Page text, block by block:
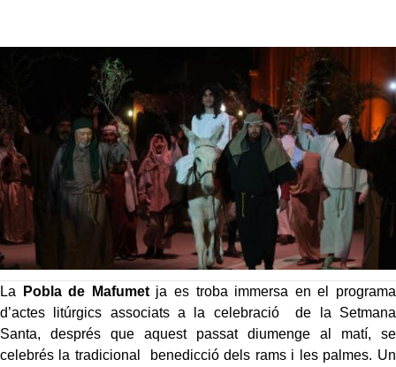
La Pobla de Mafumetja es troba immersa en el programa
d’actes litúrgics associats a la celebració de la Setmana
Santa, després que aquest passat diumenge al matí, se
celebrés la tradicional benedicció dels rams i les palmes. Un